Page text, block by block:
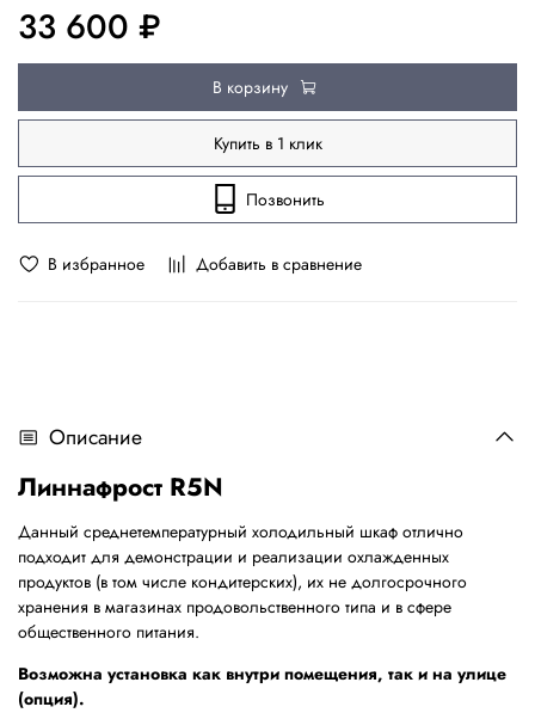
В избранное Добавить в сравнение
33 600 ₽
В корзину
Купить в 1 клик
Позвонить
Описание
Линнафрост R5N
Данный среднетемпературный холодильный шкаф отлично
подходит для демонстрации и реализации охлажденных
продуктов (в том числе кондитерских), их не долгосрочного
хранения в магазинах продовольственного типа и в сфере
общественного питания.
Возможна установка как внутри помещения, так и на улице
(опция).